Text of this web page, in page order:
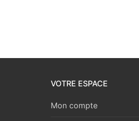
VOTRE ESPACE
Mon compte